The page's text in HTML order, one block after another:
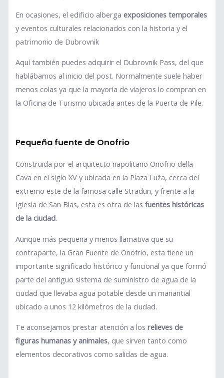
En ocasiones, el edificio albergaexposiciones temporales
y eventos culturales relacionados con la historia y el
patrimonio de Dubrovnik
Aquí también puedes adquirir el Dubrovnik Pass, del que
hablábamos al inicio del post. Normalmente suele haber
menos colas ya que la mayoría de viajeros lo compran en
la Oficina de Turismo ubicada antes de la Puerta de Pile.
Pequeña fuente de Onofrio
Construida por el arquitecto napolitano Onofrio della
Cava en el siglo XV y ubicada en la Plaza Luža, cerca del
extremo este de la famosa calle Stradun, y frente a la
Iglesia de San Blas, esta es otra de lasfuentes históricas
de la ciudad.
Aunque más pequeña y menos llamativa que su
contraparte, la Gran Fuente de Onofrio, esta tiene un
importante significado histórico y funcional ya que formó
parte del antiguo sistema de suministro de agua de la
ciudad que llevaba agua potable desde un manantial
ubicado a unos 12 kilómetros de la ciudad.
Te aconsejamos prestar atención a losrelieves de
figuras humanas y animales, que sirven tanto como
elementos decorativos como salidas de agua.